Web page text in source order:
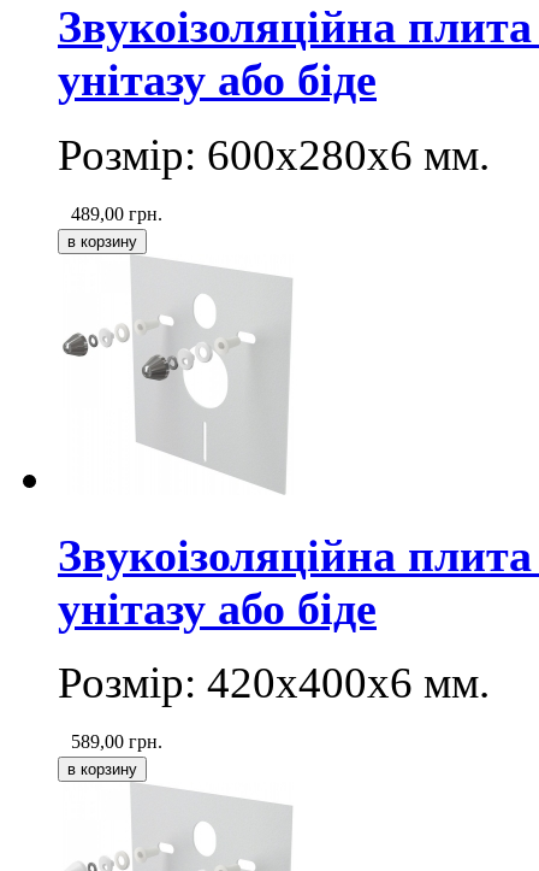
Звукоізоляційна
унітазу або біде
Розмір: 600х280х6 мм.
489,00 грн.
Звукоізоляційна
унітазу або біде
Розмір: 420х400х6 мм.
589,00 грн.